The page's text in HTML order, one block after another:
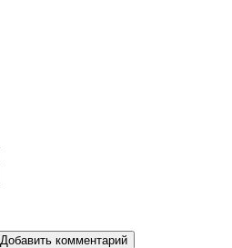
Добавить комментарий